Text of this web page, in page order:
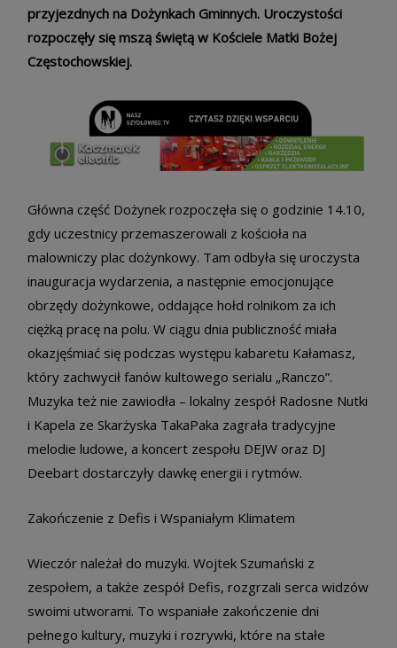
przyjezdnych na Dożynkach Gminnych. Uroczystości
rozpoczęły się mszą świętą w Kościele Matki Bożej
Częstochowskiej.
Główna część Dożynek rozpoczęła się o godzinie 14.10,
gdy uczestnicy przemaszerowali z kościoła na
malowniczy plac dożynkowy. Tam odbyła się uroczysta
inauguracja wydarzenia, a następnie emocjonujące
obrzędy dożynkowe, oddające hołd rolnikom za ich
ciężką pracę na polu. W ciągu dnia publiczność miała
okazjęśmiać się podczas występu kabaretu Kałamasz,
który zachwycił fanów kultowego serialu „Ranczo”.
Muzyka też nie zawiodła – lokalny zespół Radosne Nutki
i Kapela ze Skarżyska TakaPaka zagrała tradycyjne
melodie ludowe, a koncert zespołu DEJW oraz DJ
Deebart dostarczyły dawkę energii i rytmów.
Zakończenie z Defis i Wspaniałym Klimatem
Wieczór należał do muzyki. Wojtek Szumański z
zespołem, a także zespół Defis, rozgrzali serca widzów
swoimi utworami. To wspaniałe zakończenie dni
pełnego kultury, muzyki i rozrywki, które na stałe